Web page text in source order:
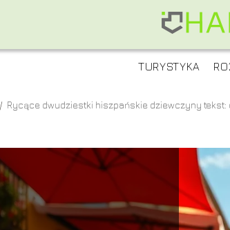
TURYSTYKA
/ Rycące dwudziestki hiszpańskie dziewczyny tekst: